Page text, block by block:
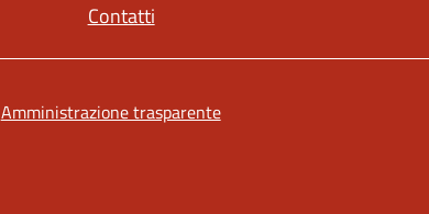
Contatti
Amministrazione trasparente